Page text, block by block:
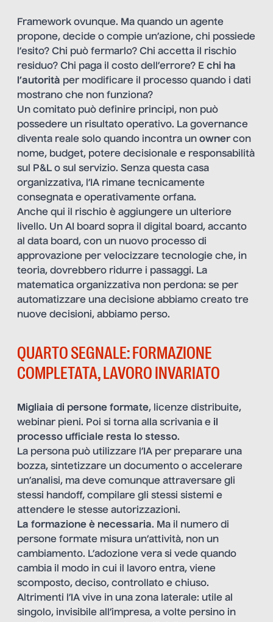
Framework ovunque. Ma quando un agente
propone, decide o compie un’azione, chi possiede
l’esito? Chi può fermarlo? Chi accetta il rischio
residuo? Chi paga il costo dell’errore? E chi ha
l’autorità per modificare il processo quando i dati
mostrano che non funziona?
Un comitato può definire principi, non può
possedere un risultato operativo. La governance
diventa reale solo quando incontra un ownercon
nome, budget, potere decisionale e responsabilità
sul P&L o sul servizio. Senza questa casa
organizzativa, l’IA rimane tecnicamente
consegnata e operativamente orfana.
Anche qui il rischio è aggiungere un ulteriore
livello. Un AI board sopra il digital board, accanto
al data board, con un nuovo processo di
approvazione per velocizzare tecnologie che, in
teoria, dovrebbero ridurre i passaggi. La
matematica organizzativa non perdona: se per
automatizzare una decisione abbiamo creato tre
nuove decisioni, abbiamo perso.
QUARTO SEGNALE: FORMAZIONE
COMPLETATA, LAVORO INVARIATO
Migliaia di persone formate, licenze distribuite,
webinar pieni. Poi si torna alla scrivania e il
processo ufficiale resta lo stesso.
La persona può utilizzare l’IA per preparare una
bozza, sintetizzare un documento o accelerare
un’analisi, ma deve comunque attraversare gli
stessi handoff, compilare gli stessi sistemi e
attendere le stesse autorizzazioni.
La formazione è necessaria. Ma il numero di
persone formate misura un’attività, non un
cambiamento. L’adozione vera si vede quando
cambia il modo in cui il lavoro entra, viene
scomposto, deciso, controllato e chiuso.
Altrimenti l’IA vive in una zona laterale: utile al
singolo, invisibile all’impresa, a volte persino in